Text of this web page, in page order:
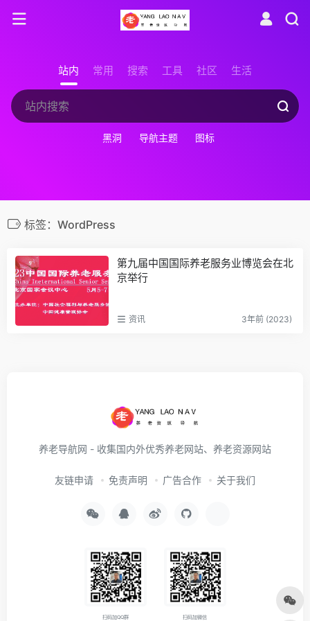
站内 常用 搜索 工具 社区 生活
黑洞 导航主题 图标
标签：WordPress
第九届中国国际养老服务业博览会在北
京举行
资讯 3年前 (2023)
养老导航网 - 收集国内外优秀养老网站、养老资源网站
友链申请 免责声明 广告合作 关于我们
扫码加QQ群 扫码加微信